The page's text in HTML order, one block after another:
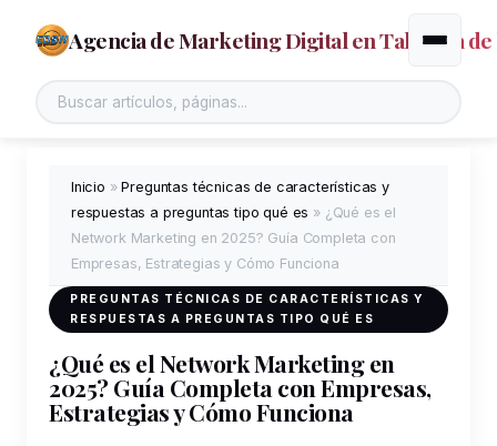
Agencia de Marketing Digital en Talavera de
Buscar en el sitio
Alternar
Inicio »Preguntas técnicas de características y
respuestas a preguntas tipo qué es » ¿Qué es el
Network Marketing en 2025? Guía Completa con
Empresas, Estrategias y Cómo Funciona
PREGUNTAS TÉCNICAS DE CARACTERÍSTICAS Y
RESPUESTAS A PREGUNTAS TIPO QUÉ ES
¿Qué es el Network Marketing en
2025? Guía Completa con Empresas,
Estrategias y Cómo Funciona